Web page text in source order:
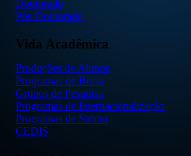
Doutorado
Pós-Doutorado
Vida Acadêmica
Produções de Alunos
Programas de Bolsa
Grupos de Pesquisa
Programas de Internacionalização
Programas de Stricto
CEDIS